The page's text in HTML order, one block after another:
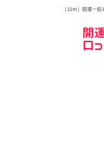
［11th］開運一